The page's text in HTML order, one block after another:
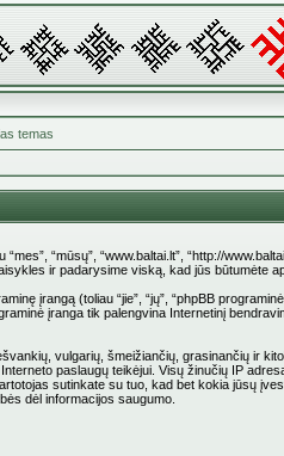
temas
“mes”, “mūsų”, “www.baltai.lt”, “http://
ir padarysime viską, kad jūs būtumėte
įrangą (toliau “jie”, “jų”, “phpBB
įranga tik palengvina Internetinį
vulgarių, šmeižiančių, grasinančių ir
paslaugų teikėjui. Visų žinučių IP
sutinkate su tuo, kad bet kokia jūsų
dėl informacijos saugumo.